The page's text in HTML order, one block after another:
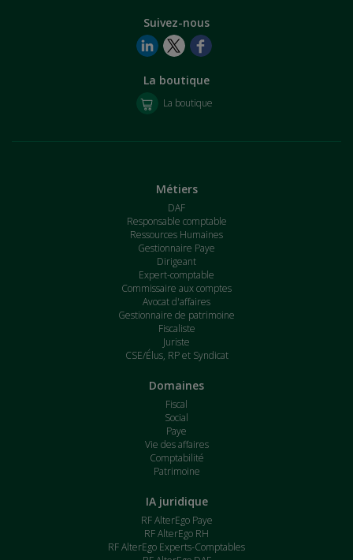
Suivez-nous
La boutique
La boutique
Métiers
DAF
Responsable comptable
Ressources Humaines
Gestionnaire Paye
Dirigeant
Expert-comptable
Commissaire aux comptes
Avocat d'affaires
Gestionnaire de patrimoine
Fiscaliste
Juriste
CSE/Élus, RP et Syndicat
Domaines
Fiscal
Social
Paye
Vie des affaires
Comptabilité
Patrimoine
IA juridique
RF AlterEgo Paye
RF AlterEgo RH
RF AlterEgo Experts-Comptables